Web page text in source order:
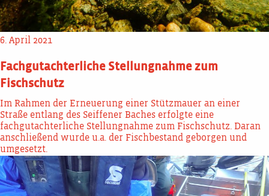
6. April 2021
Fachgutachterliche Stellungnahme zum
Fischschutz
Im Rahmen der Erneuerung einer Stützmauer an einer
Straße entlang des Seiffener Baches erfolgte eine
fachgutachterliche Stellungnahme zum Fischschutz. Daran
anschließend wurde u.a. der Fischbestand geborgen und
umgesetzt.